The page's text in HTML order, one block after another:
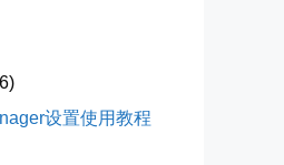
设置使用教程